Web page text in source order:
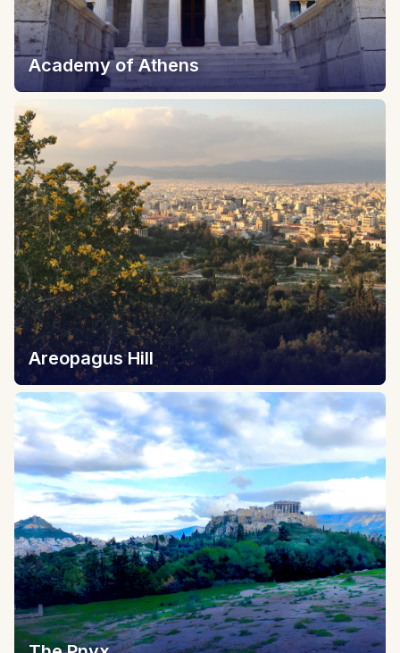
Academy of Athens
Areopagus Hill